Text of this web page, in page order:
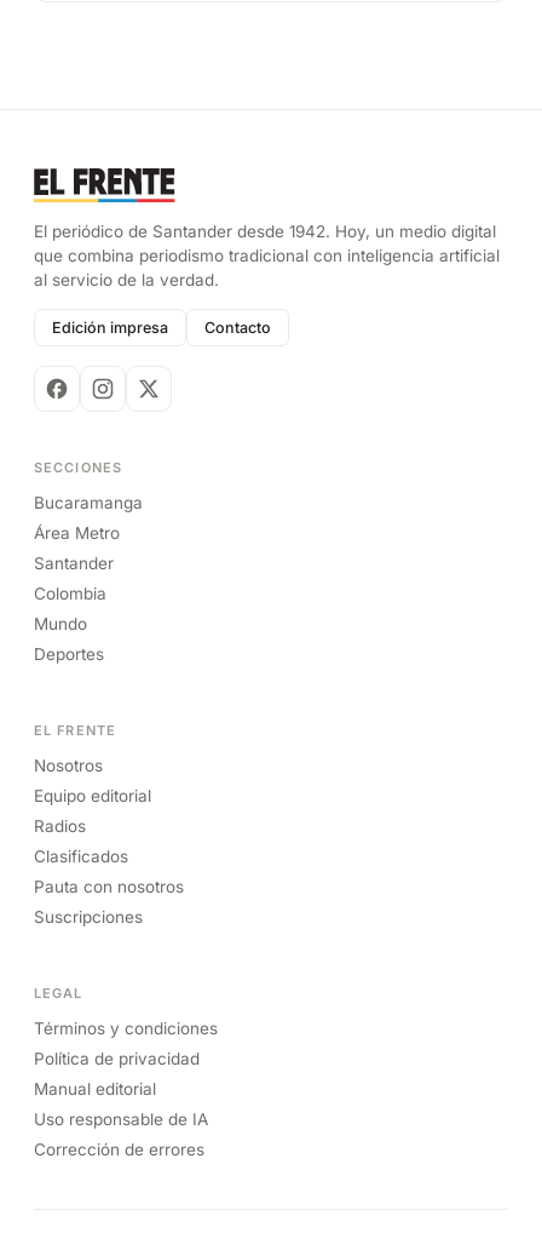
El periódico de Santander desde 1942. Hoy, un medio digital
que combina periodismo tradicional con inteligencia artificial
al servicio de la verdad.
Edición impresa Contacto
SECCIONES
Bucaramanga
Área Metro
Santander
Colombia
Mundo
Deportes
EL FRENTE
Nosotros
Equipo editorial
Radios
Clasificados
Pauta con nosotros
Suscripciones
LEGAL
Términos y condiciones
Política de privacidad
Manual editorial
Uso responsable de IA
Corrección de errores